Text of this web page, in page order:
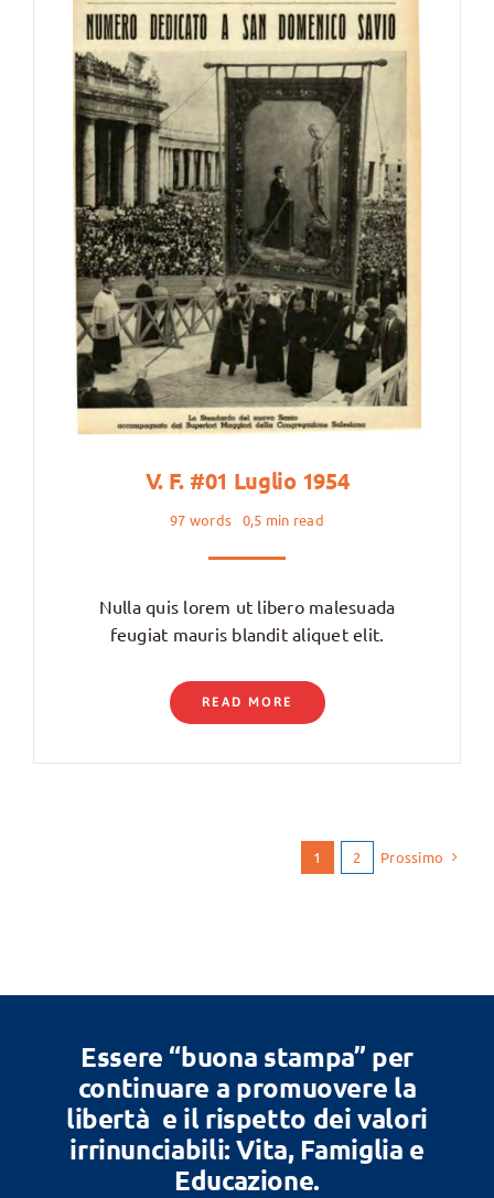
V. F. #01 Luglio 1954
97 words 0,5 min read
Nulla quis lorem ut libero malesuada
feugiat mauris blandit aliquet elit.
READ MORE
1 2 Prossimo
Essere “buona stampa” per
continuare a promuovere la
libertà e il rispetto dei valori
irrinunciabili: Vita, Famiglia e
Educazione.